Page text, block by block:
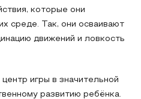
которые они
среде. Так, они осваивают
движений и ловкость
игры в значительной
развитию ребёнка.